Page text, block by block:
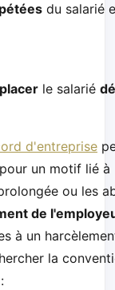
du salarié
le salarié
d'entreprise
un motif lié
ou les
de
à un
la
: